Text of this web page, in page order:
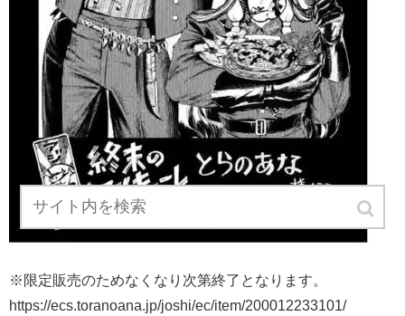
※限定販売のためなくなり次第終了となります。
https://ecs.toranoana.jp/joshi/ec/item/200012233101/